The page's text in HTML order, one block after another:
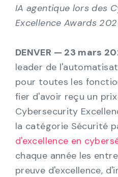
Soutien
Français
Demander
IA agentique lors des
Excellence Awards
DENVER — 23 mars
leader de
pour toutes les
fier d'avoir reçu un
Cybersecurity
la catégorie Sécurité
d'excellence en
chaque année les
preuve d'excellence,